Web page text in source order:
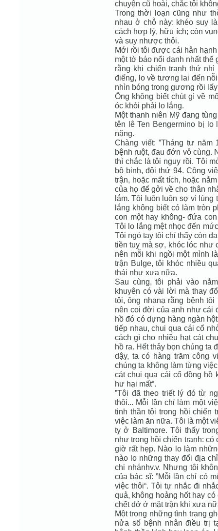
chuyện cũ hoài, chắc tôi
Trong thời loạn cũng như
nhau ở chỗ này: khéo suy
cách hợp lý, hữu ích; còn
và suy nhược thôi.
Mới rồi tôi được cái hân
một tờ báo nổi danh nhất
rằng khi chiến tranh thứ
điếng, lo về tương lai đến
nhìn bóng trong gương rồi
Ông không biết chút gì về
óc khỏi phải lo lắng.
Một thanh niên Mỹ đang
tên lê Ten Bengermino bị
nặng.
Chàng viết: ”Tháng tư
bệnh ruột, đau đớn vô cùng.
thì chắc là tôi nguy rồi. Tôi
bộ binh, đội thứ 94. Công
trận, hoặc mất tích, hoặc
của họ để gởi về cho thân
lắm. Tôi luôn luôn sợ vì lúng
lắng không biết có làm tròn
con một hay không- đứa
Tôi lo lắng mệt nhọc đến
Tôi ngó tay tôi chỉ thấy còn
tiền tuỵ mà sợ, khóc lóc như
nên mỗi khi ngồi một mình
trận Bulge, tôi khóc nhiều
thái như xưa nữa.
Sau cùng, tôi phải vào
khuyên có vài lời mà thay
tôi, ông nhanạ rằng bệnh tôi
nên coi đời của anh như cái
hồ đó có dựng hàng ngàn
tiếp nhau, chui qua cái cổ
cách gì cho nhiều hạt cát
hồ ra. Hết thảy bọn chúng ta
dậy, ta có hàng trăm công
chúng ta không làm từng
cát chui qua cái cổ đồng hồ
hư hại mất“.
”Tôi đã theo triết lý đó từ
thôi... Mỗi lần chỉ làm một
tinh thần tôi trong hồi chiến
việc làm ăn nữa. Tôi là một
ty ở Baltimore. Tôi thấy
như trong hồi chiến tranh:
giờ rất hẹp. Nào lo làm
nào lo những thay đổi địa
chi nhánhv.v. Nhưng tôi
của bác sĩ: ”Mỗi lần chỉ có
việc thôi“. Tôi tự nhắc đi
quả, không hoảng hốt hay
chết dở ở mặt trận khi xưa
Một trong những tình trạng
nửa số bệnh nhân điều trị